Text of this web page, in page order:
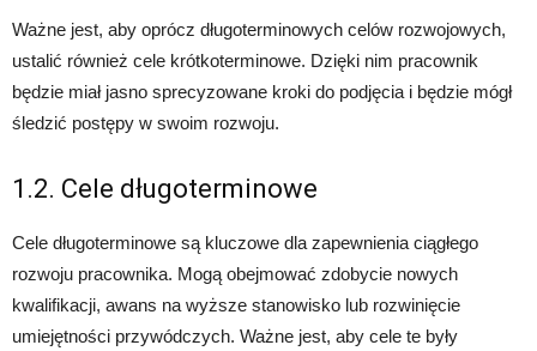
Ważne jest, aby oprócz długoterminowych celów rozwojowych,
ustalić również cele krótkoterminowe. Dzięki nim pracownik
będzie miał jasno sprecyzowane kroki do podjęcia i będzie mógł
śledzić postępy w swoim rozwoju.
1.2. Cele długoterminowe
Cele długoterminowe są kluczowe dla zapewnienia ciągłego
rozwoju pracownika. Mogą obejmować zdobycie nowych
kwalifikacji, awans na wyższe stanowisko lub rozwinięcie
umiejętności przywódczych. Ważne jest, aby cele te były